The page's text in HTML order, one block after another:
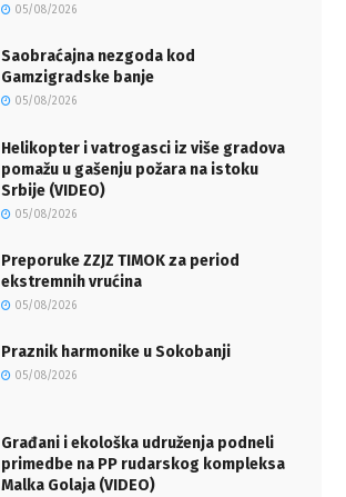
05/08/2026
Saobraćajna nezgoda kod
Gamzigradske banje
05/08/2026
Helikopter i vatrogasci iz više gradova
pomažu u gašenju požara na istoku
Srbije (VIDEO)
05/08/2026
Preporuke ZZJZ TIMOK za period
ekstremnih vrućina
05/08/2026
Praznik harmonike u Sokobanji
05/08/2026
Građani i ekološka udruženja podneli
primedbe na PP rudarskog kompleksa
Malka Golaja (VIDEO)